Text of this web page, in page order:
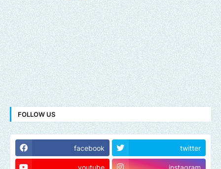
FOLLOW US
facebook twitter
youtube instagram